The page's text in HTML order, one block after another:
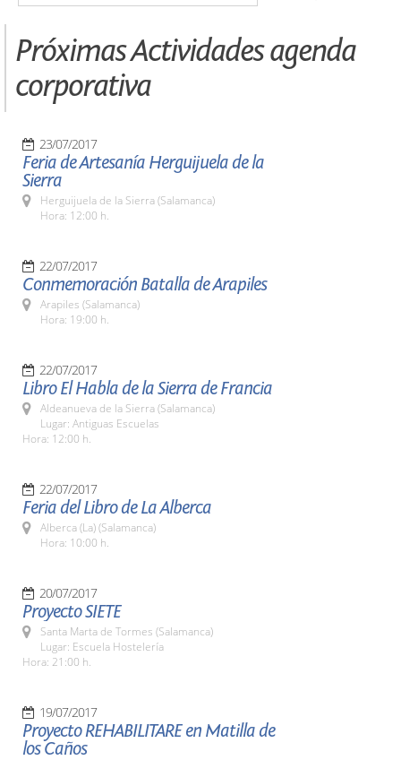
Próximas Actividades agenda
corporativa
23/07/2017
Feria de Artesanía Herguijuela de la
Sierra
Herguijuela de la Sierra (Salamanca)
Hora: 12:00 h.
22/07/2017
Conmemoración Batalla de Arapiles
Arapiles (Salamanca)
Hora: 19:00 h.
22/07/2017
Libro El Habla de la Sierra de Francia
Aldeanueva de la Sierra (Salamanca)
Lugar: Antiguas Escuelas
Hora: 12:00 h.
22/07/2017
Feria del Libro de La Alberca
Alberca (La) (Salamanca)
Hora: 10:00 h.
20/07/2017
Proyecto SIETE
Santa Marta de Tormes (Salamanca)
Lugar: Escuela Hostelería
Hora: 21:00 h.
19/07/2017
Proyecto REHABILITARE en Matilla de
los Caños